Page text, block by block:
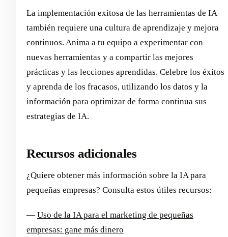
La implementación exitosa de las herramientas de IA
también requiere una cultura de aprendizaje y mejora
continuos. Anima a tu equipo a experimentar con
nuevas herramientas y a compartir las mejores
prácticas y las lecciones aprendidas. Celebre los éxitos
y aprenda de los fracasos, utilizando los datos y la
información para optimizar de forma continua sus
estrategias de IA.
Recursos adicionales
¿Quiere obtener más información sobre la IA para
pequeñas empresas? Consulta estos útiles recursos:
— Uso de la IA para el marketing de pequeñas
empresas: gane más dinero